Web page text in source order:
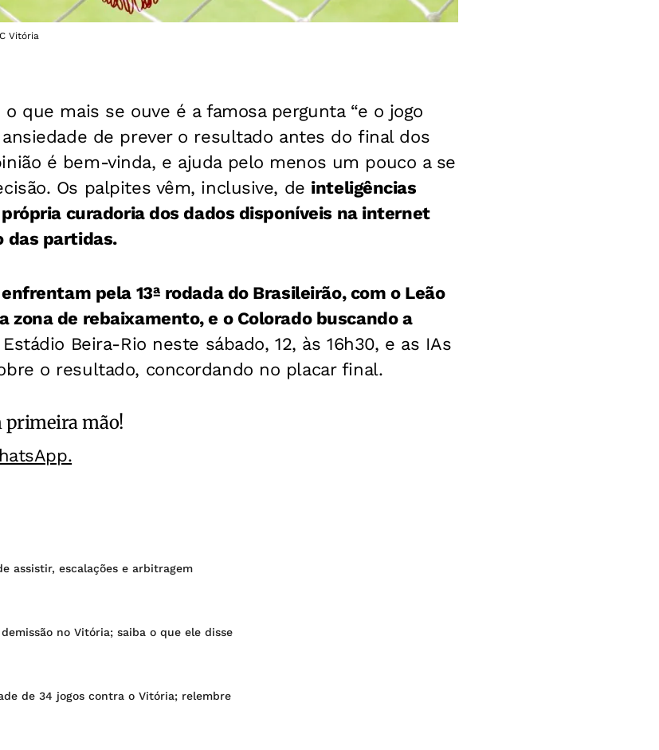
Vitória
que mais se ouve é a famosa pergunta “e o jogo
ansiedade de prever o resultado antes do final dos
é bem-vinda, e ajuda pelo menos um pouco a se
Os palpites vêm, inclusive, de inteligências
curadoria dos dados disponíveis na internet
das partidas.
pela 13ª rodada do Brasileirão, com o Leão
zona de rebaixamento, e o Colorado buscando a
Beira-Rio neste sábado, 12, às 16h30, e as IAs
o resultado, concordando no placar final.
primeira mão!
assistir, escalações e arbitragem
no Vitória; saiba o que ele disse
de 34 jogos contra o Vitória; relembre